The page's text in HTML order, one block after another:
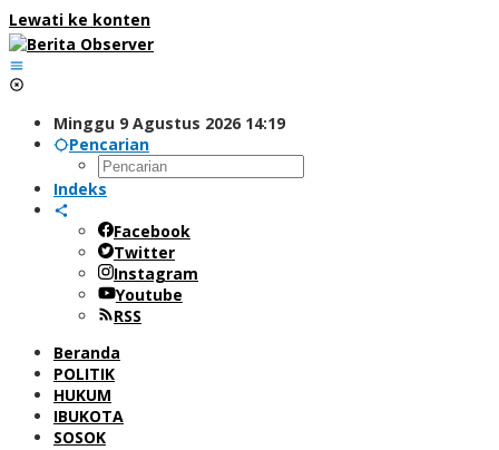
Lewati ke konten
Minggu 9 Agustus 2026 14:19
Pencarian
Indeks
Facebook
Twitter
Instagram
Youtube
RSS
Beranda
POLITIK
HUKUM
IBUKOTA
SOSOK